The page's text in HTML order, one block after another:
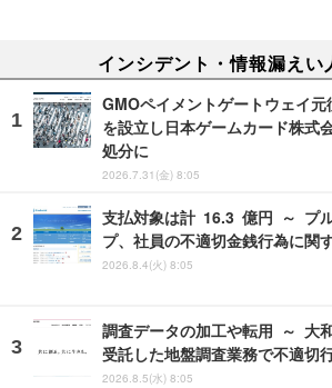
インシデント・情報漏えい
GMOペイメントゲートウェイ
を設立し日本ゲームカード株式
処分に
2026.7.31(金) 8:05
支払対象は計 16.3 億円 ～ プ
プ、社員の不適切金銭行為に関
2026.8.4(火) 8:05
調査データの加工や転用 ～ 大
受託した地盤調査業務で不適切
2026.8.5(水) 8:05